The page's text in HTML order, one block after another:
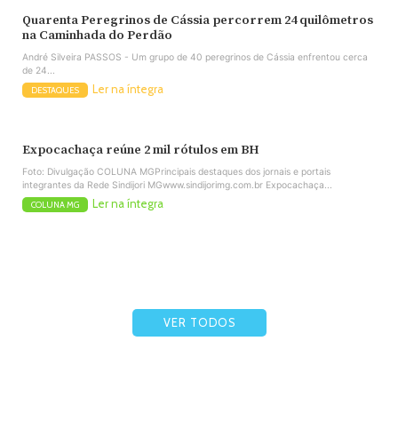
Quarenta Peregrinos de Cássia percorrem 24 quilômetros
na Caminhada do Perdão
André Silveira PASSOS - Um grupo de 40 peregrinos de Cássia enfrentou cerca
de 24...
DESTAQUES Ler na íntegra
Expocachaça reúne 2 mil rótulos em BH
Foto: Divulgação COLUNA MGPrincipais destaques dos jornais e portais
integrantes da Rede Sindijori MGwww.sindijorimg.com.br Expocachaça...
COLUNA MG Ler na íntegra
VER TODOS